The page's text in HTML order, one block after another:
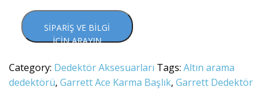
SIPARIŞ VE BILGI
İÇIN ARAYIN
Category: Dedektör Aksesuarları Tags: Altın arama
dedektörü, Garrett Ace Karma Başlık, Garrett Dedektör